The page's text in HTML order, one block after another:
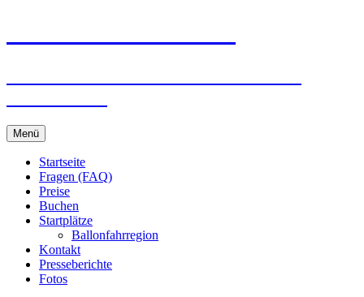
Menü Zum
Inhalt
springen
Startseite
Fragen (FAQ)
Preise
Buchen
Startplätze
Ballonfahrregion
Kontakt
Presseberichte
Fotos